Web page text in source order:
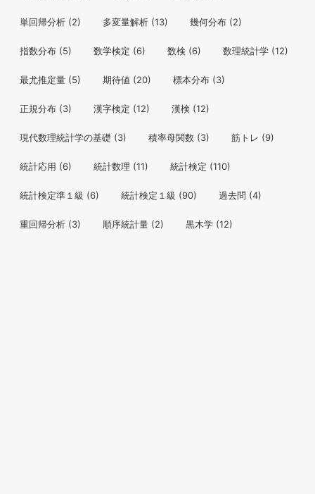
単回帰分析 (2) 多変量解析 (13) 幾何分布 (2)
指数分布 (5) 数学検定 (6) 数検 (6) 数理統計学 (12)
最尤推定量 (5) 期待値 (20) 標本分布 (3)
正規分布 (3) 漢字検定 (12) 漢検 (12)
現代数理統計学の基礎 (3) 積率母関数 (3) 筋トレ (9)
統計応用 (6) 統計数理 (11) 統計検定 (110)
統計検定準１級 (6) 統計検定１級 (90) 過去問 (4)
重回帰分析 (3) 順序統計量 (2) 黒木学 (12)